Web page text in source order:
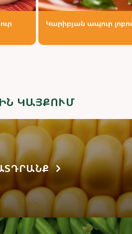
Կարիբյան ապուր
ԿԱՅՔՈՒՄ